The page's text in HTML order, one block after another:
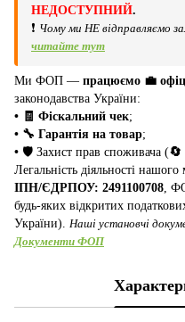
НЕДОСТУПНИЙ.
❗ Чому ми НЕ відправляємо
читайте тут
Ми ФОП — працюємо 💼
законодавства України:
• 🧾 Фіскальний чек;
• 🔧 Гарантія на товар;
• 🛡️ Захист прав споживача (🔄
Легальність діяльності
ІПН/ЄДРПОУ: 2491100708 ,
будь-яких відкритих
України). Наші установчі
Документи ФОП